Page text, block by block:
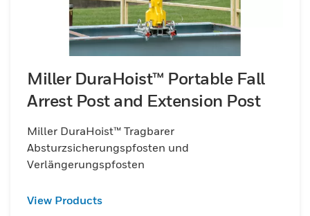
Miller DuraHoist™ Portable Fall
Arrest Post and Extension Post
Miller DuraHoist™ Tragbarer
Absturzsicherungspfosten und
Verlängerungspfosten
View Products